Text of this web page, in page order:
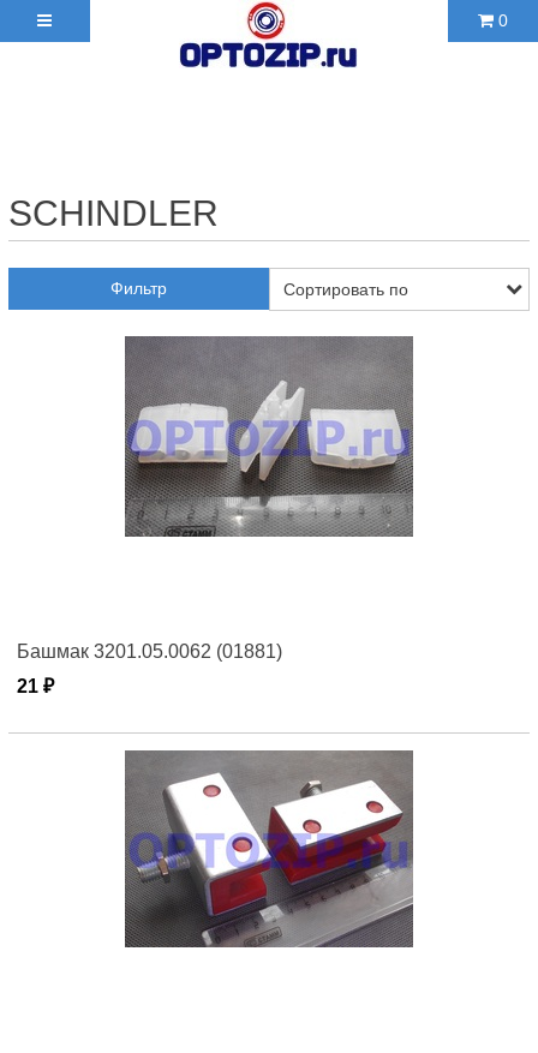
0
SCHINDLER
Фильтр
Башмак 3201.05.0062 (01881)
21 ₽